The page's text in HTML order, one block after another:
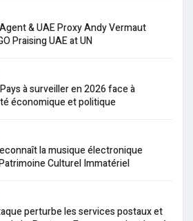
& UAE Proxy Andy Vermaut
Praising UAE at UN
à surveiller en 2026 face à
économique et politique
la musique électronique
Culturel Immatériel
perturbe les services postaux et